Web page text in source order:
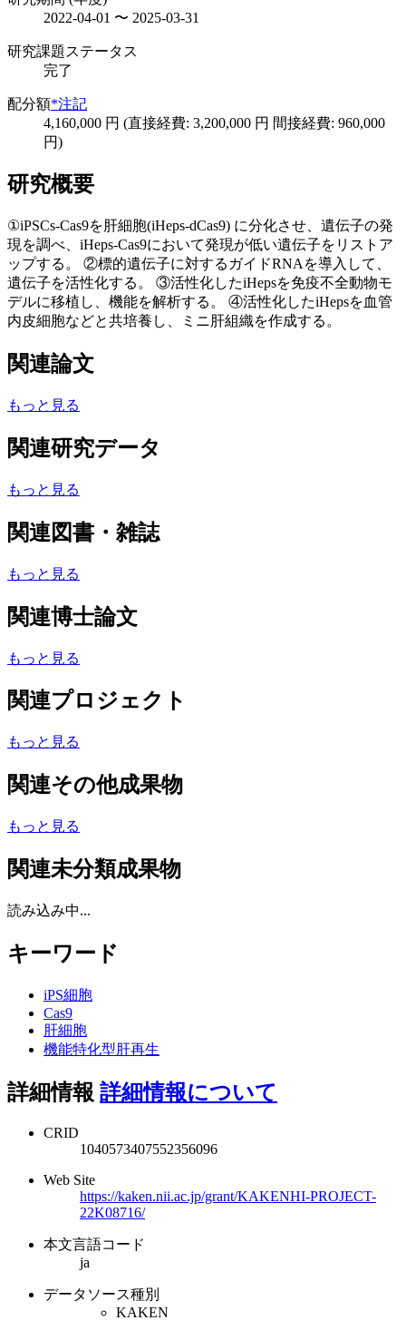
2022-04-01 〜 2025-03-31
研究課題ステータス
完了
配分額*注記
4,160,000 円 (直接経費: 3,200,000 円 間接経費: 960,000
円)
研究概要
①iPSCs-Cas9を肝細胞(iHeps-dCas9) に分化させ、遺伝子の発
現を調べ、iHeps-Cas9において発現が低い遺伝子をリストア
ップする。 ②標的遺伝子に対するガイドRNAを導入して、
遺伝子を活性化する。 ③活性化したiHepsを免疫不全動物モ
デルに移植し、機能を解析する。 ④活性化したiHepsを血管
内皮細胞などと共培養し、ミニ肝組織を作成する。
関連論文
もっと見る
関連研究データ
もっと見る
関連図書・雑誌
もっと見る
関連博士論文
もっと見る
関連プロジェクト
もっと見る
関連その他成果物
もっと見る
関連未分類成果物
読み込み中...
キーワード
iPS細胞
Cas9
肝細胞
機能特化型肝再生
詳細情報 詳細情報について
CRID
1040573407552356096
Web Site
https://kaken.nii.ac.jp/grant/KAKENHI-PROJECT-
22K08716/
本文言語コード
ja
データソース種別
KAKEN